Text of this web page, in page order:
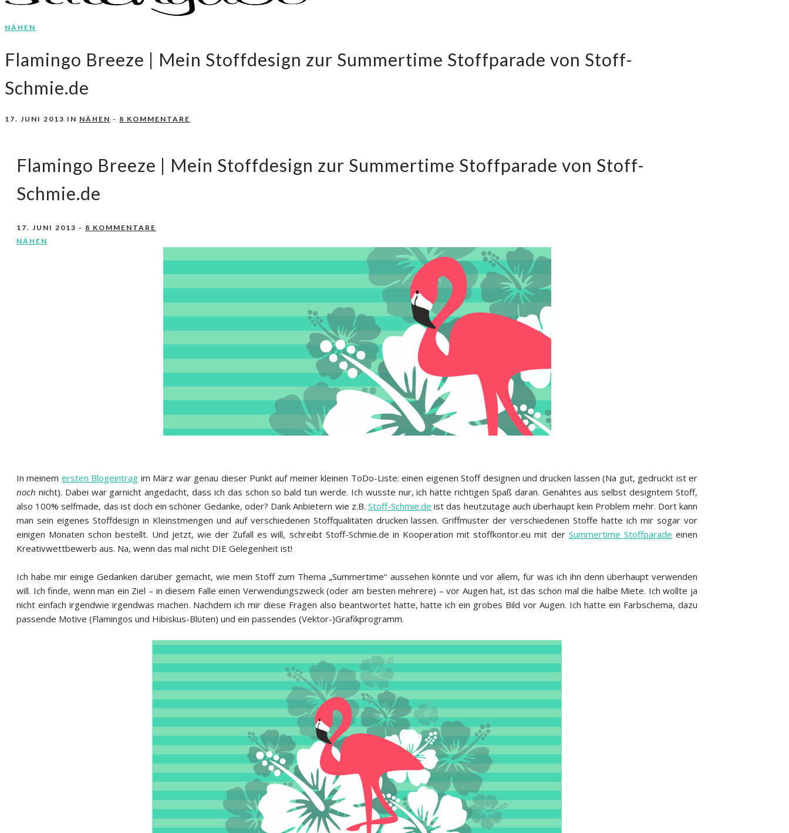
NÄHEN
Flamingo Breeze | Mein Stoffdesign zur Summertime Stoffparade von Stoff-
Schmie.de
17. JUNI 2013 IN NÄHEN - 8 KOMMENTARE
Flamingo Breeze | Mein Stoffdesign zur Summertime Stoffparade von Stoff-
Schmie.de
17. JUNI 2013 - 8 KOMMENTARE
NÄHEN
In meinem ersten Blogeintrag im März war genau dieser Punkt auf meiner kleinen ToDo-Liste: einen eigenen Stoff designen und drucken lassen (Na gut, gedruckt ist er
noch nicht). Dabei war garnicht angedacht, dass ich das schon so bald tun werde. Ich wusste nur, ich hätte richtigen Spaß daran. Genähtes aus selbst designtem Stoff,
also 100% selfmade, das ist doch ein schöner Gedanke, oder? Dank Anbietern wie z.B. Stoff-Schmie.de ist das heutzutage auch überhaupt kein Problem mehr. Dort kann
man sein eigenes Stoffdesign in Kleinstmengen und auf verschiedenen Stoffqualitäten drucken lassen. Griffmuster der verschiedenen Stoffe hatte ich mir sogar vor
einigen Monaten schon bestellt. Und jetzt, wie der Zufall es will, schreibt Stoff-Schmie.de in Kooperation mit stoffkontor.eu mit der Summertime Stoffparade einen
Kreativwettbewerb aus. Na, wenn das mal nicht DIE Gelegenheit ist!
Ich habe mir einige Gedanken darüber gemacht, wie mein Stoff zum Thema „Summertime“ aussehen könnte und vor allem, für was ich ihn denn überhaupt verwenden
will. Ich finde, wenn man ein Ziel – in diesem Falle einen Verwendungszweck (oder am besten mehrere) – vor Augen hat, ist das schon mal die halbe Miete. Ich wollte ja
nicht einfach irgendwie irgendwas machen. Nachdem ich mir diese Fragen also beantwortet hatte, hatte ich ein grobes Bild vor Augen. Ich hatte ein Farbschema, dazu
passende Motive (Flamingos und Hibiskus-Blüten) und ein passendes (Vektor-)Grafikprogramm.